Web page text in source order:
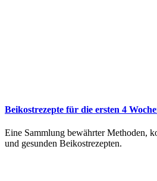
Beikostrezepte für die ersten 4
Eine Sammlung bewährter Methoden,
und gesunden Beikostrezepten.